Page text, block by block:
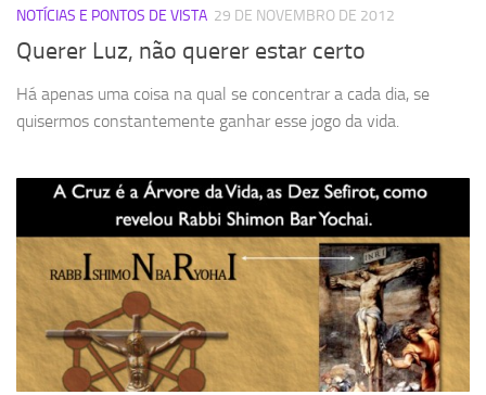
NOTÍCIAS E PONTOS DE VISTA 29 DE NOVEMBRO DE 2012
Querer Luz, não querer estar certo
Há apenas uma coisa na qual se concentrar a cada dia, se
quisermos constantemente ganhar esse jogo da vida.